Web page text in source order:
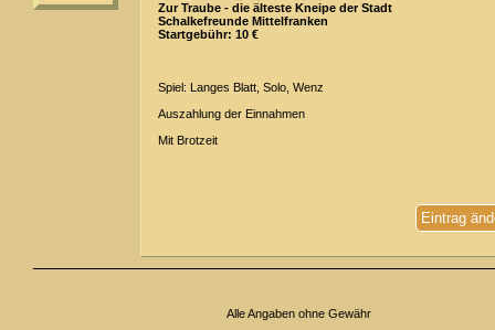
Zur Traube - die älteste Kneipe der Stadt
Schalkefreunde Mittelfranken
Startgebühr: 10 €
Spiel: Langes Blatt, Solo, Wenz
Auszahlung der Einnahmen
Mit Brotzeit
Eintrag
Alle Angaben ohne Gewähr